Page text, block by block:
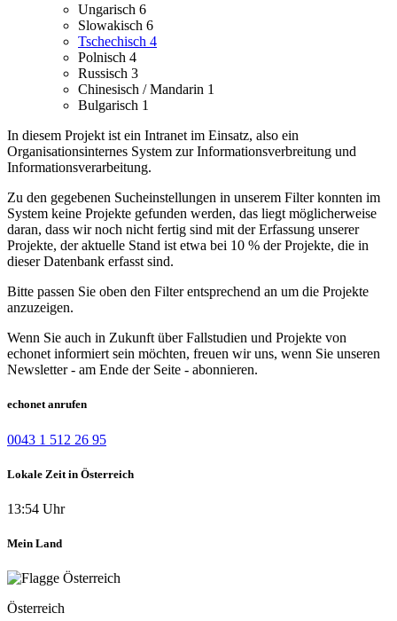
Ungarisch 6
Slowakisch 6
Tschechisch 4
Polnisch 4
Russisch 3
Chinesisch / Mandarin 1
Bulgarisch 1
In diesem Projekt ist ein Intranet im Einsatz, also ein
Organisationsinternes System zur Informationsverbreitung und
Informationsverarbeitung.
Zu den gegebenen Sucheinstellungen in unserem Filter konnten im
System keine Projekte gefunden werden, das liegt möglicherweise
daran, dass wir noch nicht fertig sind mit der Erfassung unserer
Projekte, der aktuelle Stand ist etwa bei 10 % der Projekte, die in
dieser Datenbank erfasst sind.
Bitte passen Sie oben den Filter entsprechend an um die Projekte
anzuzeigen.
Wenn Sie auch in Zukunft über Fallstudien und Projekte von
echonet informiert sein möchten, freuen wir uns, wenn Sie unseren
Newsletter - am Ende der Seite - abonnieren.
echonet anrufen
0043 1 512 26 95
Lokale Zeit in Österreich
13:54 Uhr
Mein Land
Österreich